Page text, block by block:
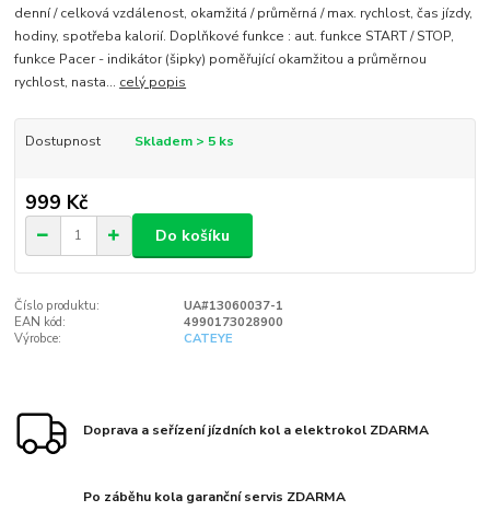
denní / celková vzdálenost, okamžitá / průměrná / max. rychlost, čas jízdy,
hodiny, spotřeba kalorií. Doplňkové funkce : aut. funkce START / STOP,
funkce Pacer - indikátor (šipky) poměřující okamžitou a průměrnou
rychlost, nasta... celý popis
Dostupnost Skladem > 5 ks
999 Kč
Do košíku
Číslo produktu:
UA#13060037-1
EAN kód:
4990173028900
Výrobce:
CATEYE
Doprava a seřízení jízdních kol a elektrokol ZDARMA
Po záběhu kola garanční servis ZDARMA